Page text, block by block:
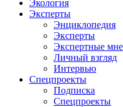
Экология
Эксперты
Энциклопедия
Эксперты
Экспертные
Личный взгляд
Интервью
Спецпроекты
Подписка
Спецпроекты